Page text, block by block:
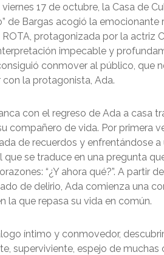
17 de octubre, la Casa de
de Bargas acogió la emocionante
protagonizada por la actriz
impecable y
conmover al público, que
la protagonista, Ada.
con el regreso de Ada a casa
compañero de vida. Por primera
de recuerdos y enfrentándose a
que se traduce en una pregunta
“¿Y ahora qué?”. A partir
de delirio, Ada comienza una
la que repasa su vida en común.
íntimo y conmovedor,
superviviente, espejo de muchas